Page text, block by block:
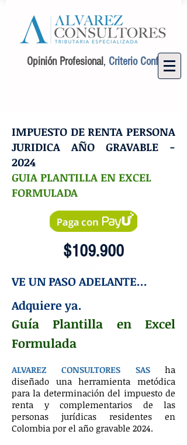
Opinión Profesional, Criterio Confiable.
IMPUESTO DE RENTA PERSONA
JURIDICA AÑO GRAVABLE -
2024
GUIA PLANTILLA EN EXCEL
FORMULADA
$109.900
VE UN PASO ADELANTE...
Adquiere ya.
Guía Plantilla en Excel
Formulada
ALVAREZ CONSULTORES SAS
ha
diseñado una herramienta metódica
para la determinación del impuesto de
renta y complementarios de las
personas jurídicas residentes en
Colombia por el año gravable 2024.